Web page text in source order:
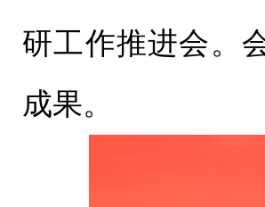
研工作推进会。
成果。